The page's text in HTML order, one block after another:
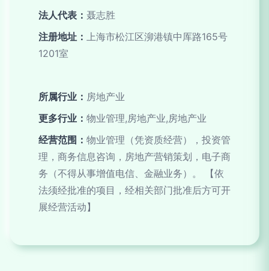
法人代表： 聂志胜
注册地址： 上海市松江区泖港镇中厍路165号
1201室
所属行业： 房地产业
更多行业： 物业管理,房地产业,房地产业
经营范围： 物业管理（凭资质经营），投资管
理，商务信息咨询，房地产营销策划，电子商
务（不得从事增值电信、金融业务）。 【依
法须经批准的项目，经相关部门批准后方可开
展经营活动】